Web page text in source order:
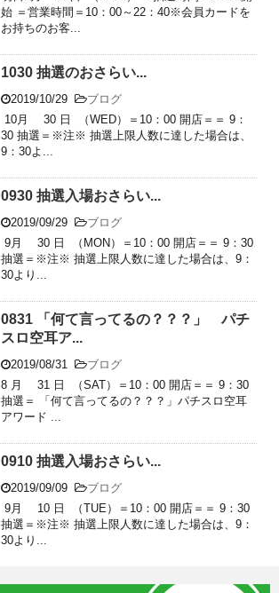
始 ＝営業時間＝10：00～22：40※会員カードを
お持ちのお客...
1030 抽選のおさらい...
2019/10/29
ブログ
10月 30 日 （WED）＝10：00 開店＝＝ 9：
30 抽選＝※注※ 抽選上限人数に達した場合は、
9：30よ...
0930 抽選入場おさらい...
2019/09/29
ブログ
9月 30 日 （MON）＝10：00 開店＝＝ 9：30
抽選＝※注※ 抽選上限人数に達した場合は、9：
30より...
0831 「何て言ってるの？？？」 パチ
スロ空耳ア...
2019/08/31
ブログ
8 月 31 日 （SAT）＝10：00 開店＝＝ 9：30
抽選＝ 「何て言ってるの？？？」パチスロ空耳
アワード ...
0910 抽選入場おさらい...
2019/09/09
ブログ
9月 10 日 （TUE）＝10：00 開店＝＝ 9：30
抽選＝※注※ 抽選上限人数に達した場合は、9：
30より...